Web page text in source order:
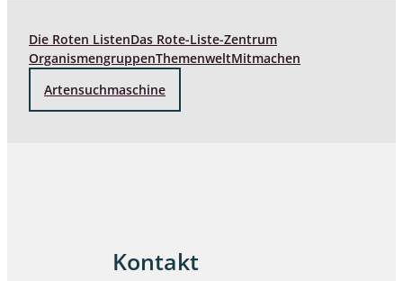
Die Roten ListenDas Rote-Liste-Zentrum
OrganismengruppenThemenweltMitmachen
Artensuchmaschine
Kontakt